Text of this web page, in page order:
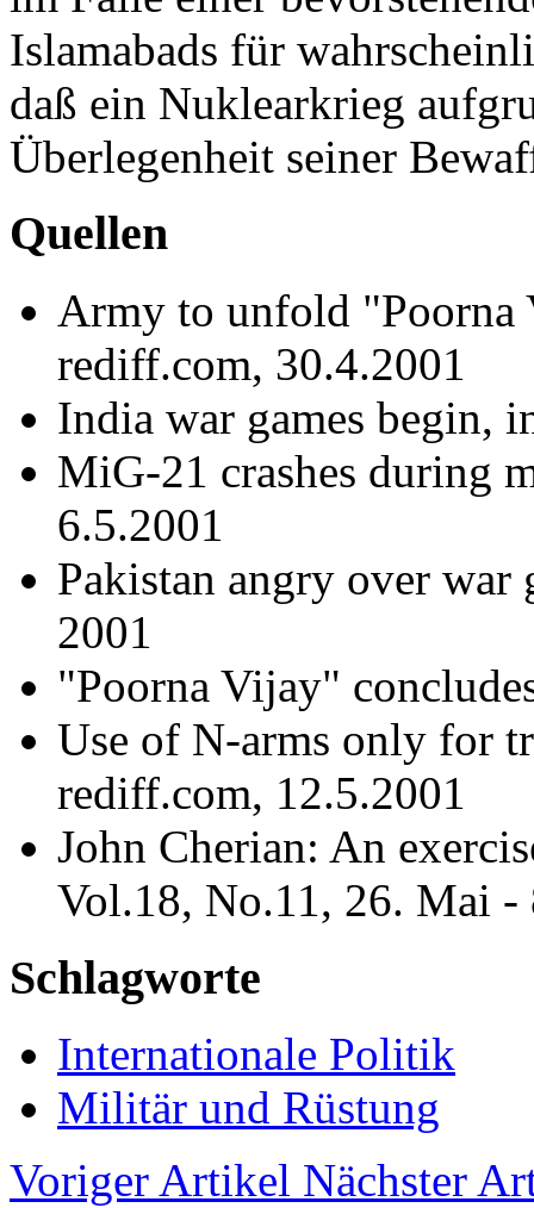
Islamabads für
daß ein Nuklearkrieg
Überlegenheit seiner
Quellen
Army to unfold "Poorna
rediff.com, 30.4.2001
India war games begin,
MiG-21 crashes during
6.5.2001
Pakistan angry over
2001
"Poorna Vijay"
Use of N-arms only for
rediff.com, 12.5.2001
John Cherian: An
Vol.18, No.11, 26. Mai -
Schlagworte
Internationale Politik
Militär und Rüstung
Voriger Artikel Nächster